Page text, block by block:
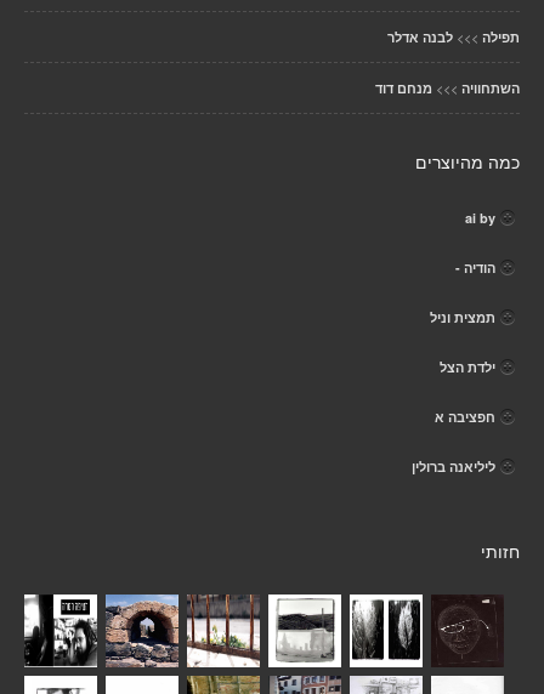
תפילה >>> לבנה אדלר
השתחוויה >>> מנחם דוד
כמה מהיוצרים
ai by
הודיה -
תמצית וניל
ילדת הצל
חפציבה א
ליליאנה ברולין
חזותי